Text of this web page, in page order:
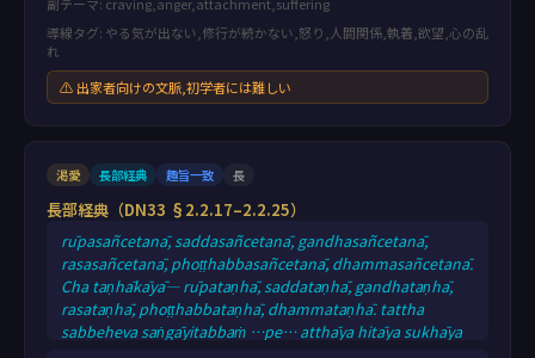
導線タグ: やる気が出ない,修行が続かない,怒り,人間関係,執着,欲望,心の乱
れ
⚠ 出家者向けの文脈,初学者には難しい
渇愛 長部経典 趣旨一致 長
長部経典（DN33 §2.2.17–2.2.25）
rūpasañcetanā, saddasañcetanā, gandhasañcetanā,
rasasañcetanā, phoṭṭhabbasañcetanā, dhammasañcetanā.
Cha taṇhākāyā— rūpataṇhā, saddataṇhā, gandhataṇhā,
rasataṇhā, phoṭṭhabbataṇhā, dhammataṇhā. tattha
sabbeheva saṅgāyitabbaṁ …pe… atthāya hitāya sukhāya